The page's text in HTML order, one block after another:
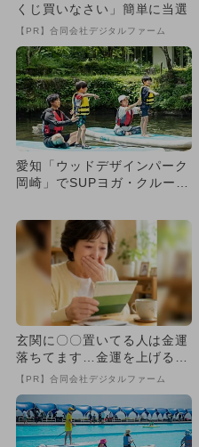
くじ買いなさい」簡単に当選
【PR】合同会社デジタルファーム
愛知「ウッドデザインパーク
岡崎」でSUPヨガ・クルーズ
ー...
玄関に〇〇置いてる人は金運
落ちてます…金運を上げる方
法とは
【PR】合同会社デジタルファーム